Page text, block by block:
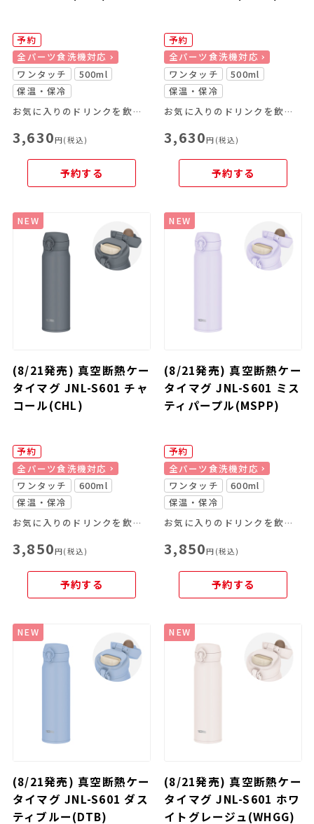
予約
全パーツ食洗機対応
ワンタッチ
500ml
保温・保冷
お気に入りのドリンクを飲み頃温度で、いつでもどこでも楽しめる
3,630円(税込)
予約する
予約
全パーツ食洗機対応
ワンタッチ
500ml
保温・保冷
お気に入りのドリンクを飲み頃温度で、いつでもどこでも楽しめる
3,630円(税込)
予約する
NEW
(8/21発売) 真空断熱ケー
タイマグ JNL-S601 チャ
コール(CHL)
予約
全パーツ食洗機対応
ワンタッチ
600ml
保温・保冷
お気に入りのドリンクを飲み頃温度で、いつでもどこでも楽しめる
3,850円(税込)
予約する
NEW
(8/21発売) 真空断熱ケー
タイマグ JNL-S601 ミス
ティパープル(MSPP)
予約
全パーツ食洗機対応
ワンタッチ
600ml
保温・保冷
お気に入りのドリンクを飲み頃温度で、いつでもどこでも楽しめる
3,850円(税込)
予約する
NEW
(8/21発売) 真空断熱ケー
タイマグ JNL-S601 ダス
ティブルー(DTB)
NEW
(8/21発売) 真空断熱ケー
タイマグ JNL-S601 ホワ
イトグレージュ(WHGG)